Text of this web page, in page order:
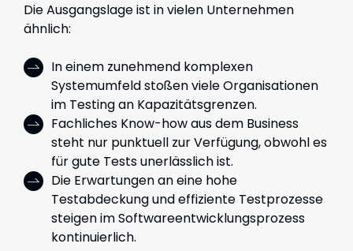
Die Ausgangslage ist in vielen Unternehmen
ähnlich:
In einem zunehmend komplexen
Systemumfeld stoßen viele Organisationen
im Testing an Kapazitätsgrenzen.
Fachliches Know-how aus dem Business
steht nur punktuell zur Verfügung, obwohl es
für gute Tests unerlässlich ist.
Die Erwartungen an eine hohe
Testabdeckung und effiziente Testprozesse
steigen im Softwareentwicklungsprozess
kontinuierlich.